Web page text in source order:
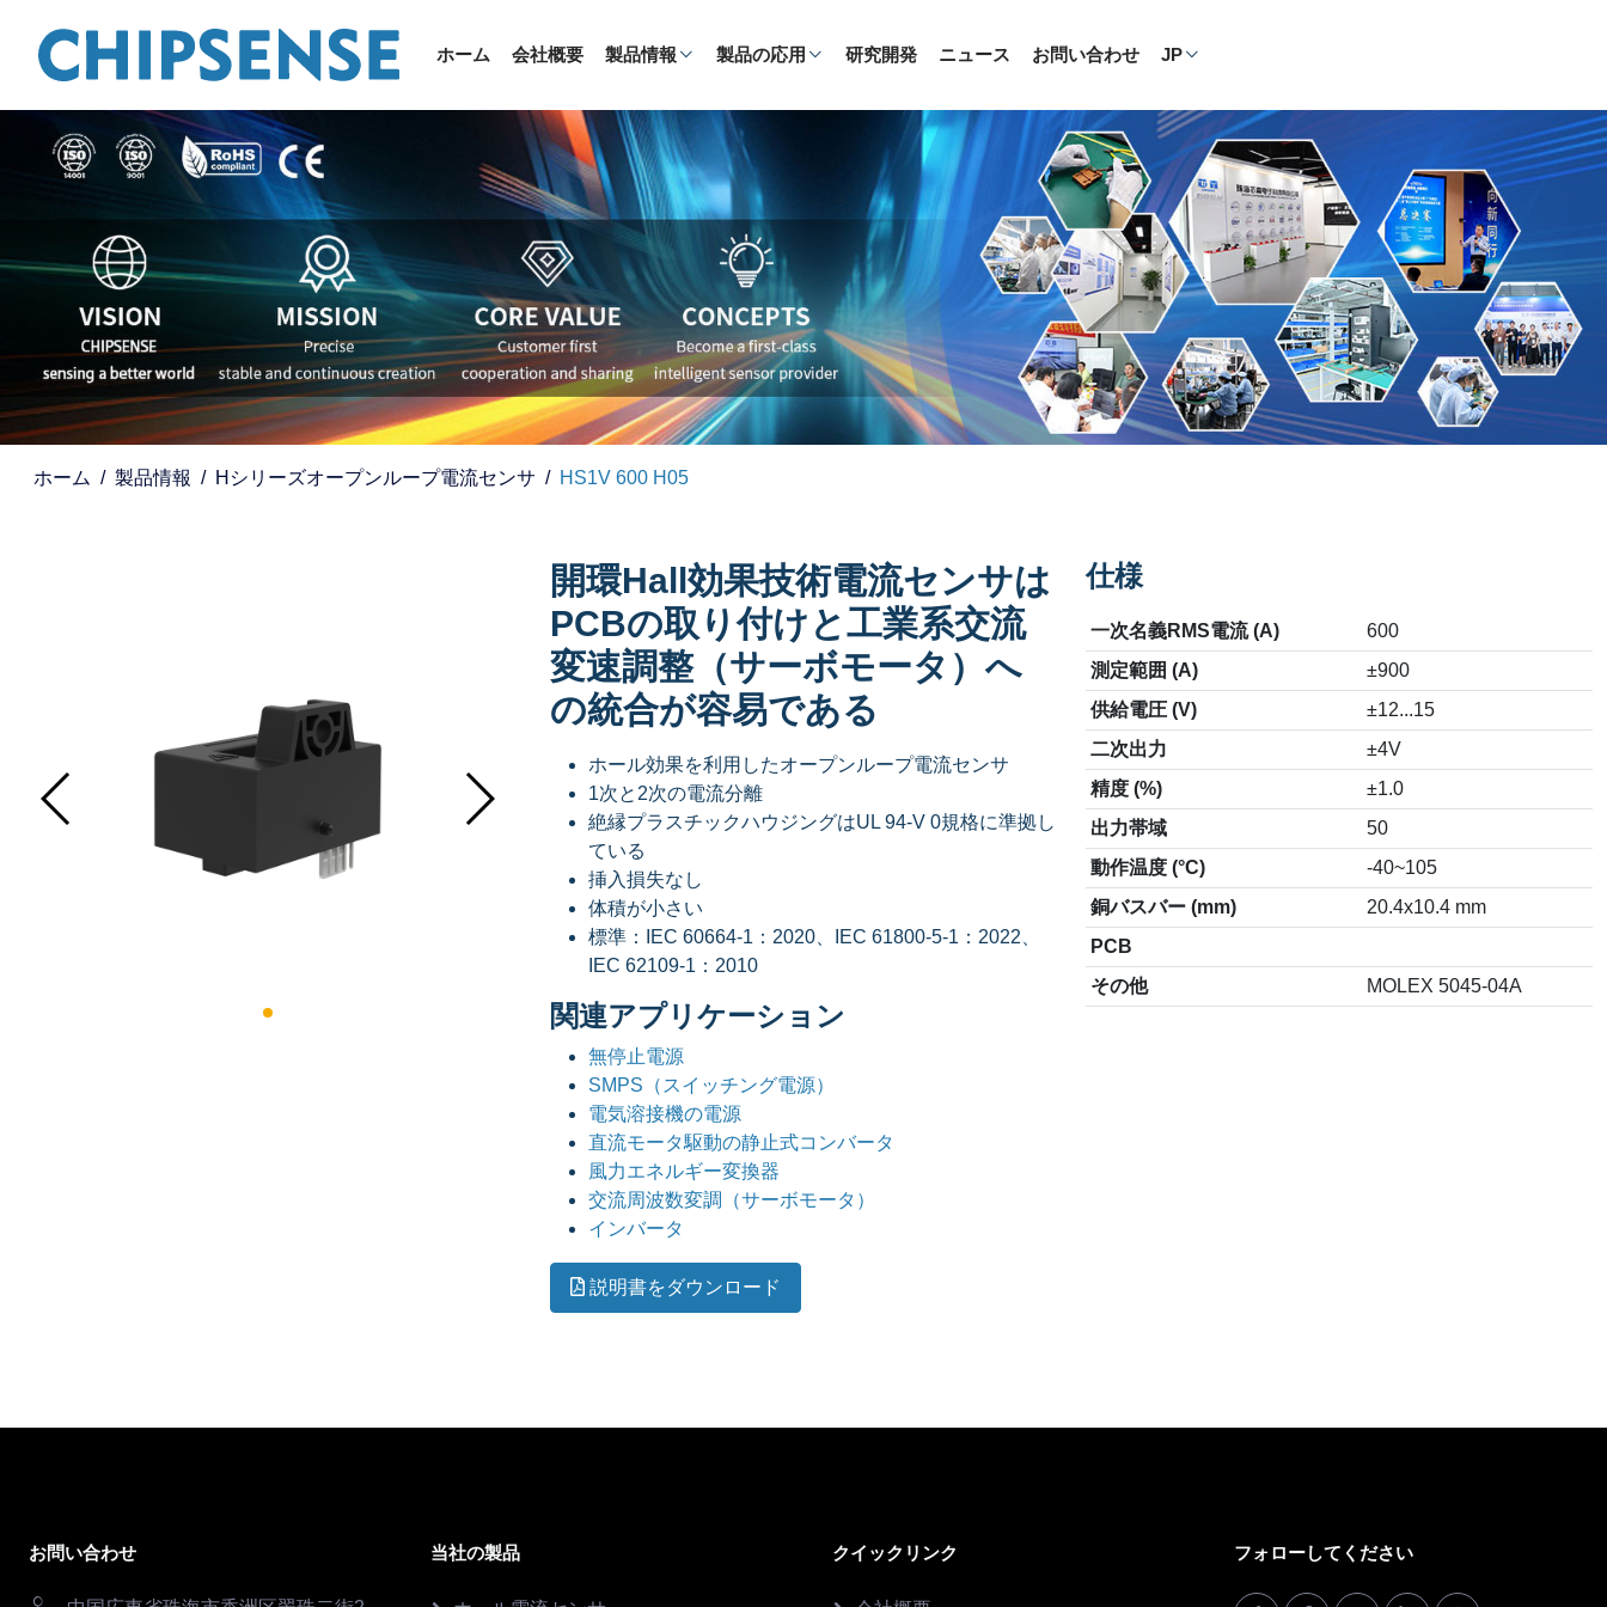
ホーム 会社概要 製品情報 製品の応用 研究開発 ニュース お問い合わせ JP
ホーム 製品情報 Hシリーズオープンループ電流センサ HS1V 600 H05
開環Hall効果技術電流センサは
PCBの取り付けと工業系交流
変速調整（サーボモータ）へ
の統合が容易である
ホール効果を利用したオープンループ電流センサ
1次と2次の電流分離
絶縁プラスチックハウジングはUL 94-V 0規格に準拠し
ている
挿入損失なし
体積が小さい
標準：IEC 60664-1：2020、IEC 61800-5-1：2022、
IEC 62109-1：2010
関連アプリケーション
無停止電源
SMPS（スイッチング電源）
電気溶接機の電源
直流モータ駆動の静止式コンバータ
風力エネルギー変換器
交流周波数変調（サーボモータ）
インバータ
説明書をダウンロード
仕様
一次名義RMS電流 (A)
600
測定範囲 (A)
±900
供給電圧 (V)
±12...15
二次出力
±4V
精度 (%)
±1.0
出力帯域
50
動作温度 (°C)
-40~105
銅バスバー (mm)
20.4x10.4 mm
PCB
その他
MOLEX 5045-04A
お問い合わせ 当社の製品 クイックリンク フォローしてください